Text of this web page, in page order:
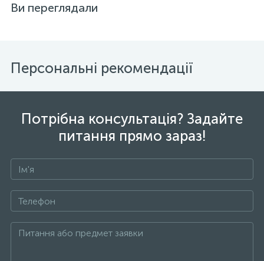
Ви переглядали
Персональні рекомендації
Потрібна консультація? Задайте
питання прямо зараз!